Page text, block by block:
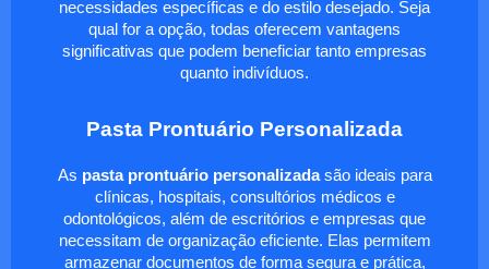
necessidades específicas e do estilo desejado. Seja
qual for a opção, todas oferecem vantagens
significativas que podem beneficiar tanto empresas
quanto indivíduos.
Pasta Prontuário Personalizada
As pasta prontuário personalizadasão ideais para
clínicas, hospitais, consultórios médicos e
odontológicos, além de escritórios e empresas que
necessitam de organização eficiente. Elas permitem
armazenar documentos de forma segura e prática,